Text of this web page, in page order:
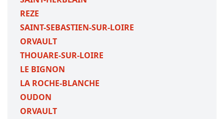
REZE
SAINT-SEBASTIEN-SUR-LOIRE
ORVAULT
THOUARE-SUR-LOIRE
LE BIGNON
LA ROCHE-BLANCHE
OUDON
ORVAULT